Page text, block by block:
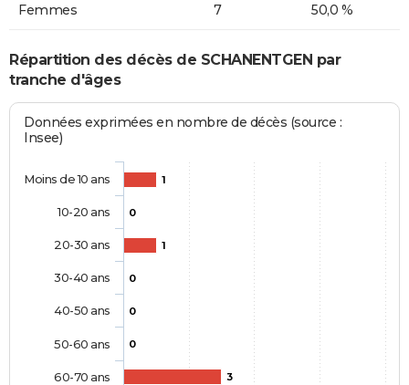
Femmes 7 50,0 %
Répartition des décès de SCHANENTGEN par
tranche d'âges
Données exprimées en nombre de décès (source :
Insee)
1
0
1
0
0
0
3
Moins de 10 ans
10-20 ans
20-30 ans
30-40 ans
40-50 ans
50-60 ans
60-70 ans